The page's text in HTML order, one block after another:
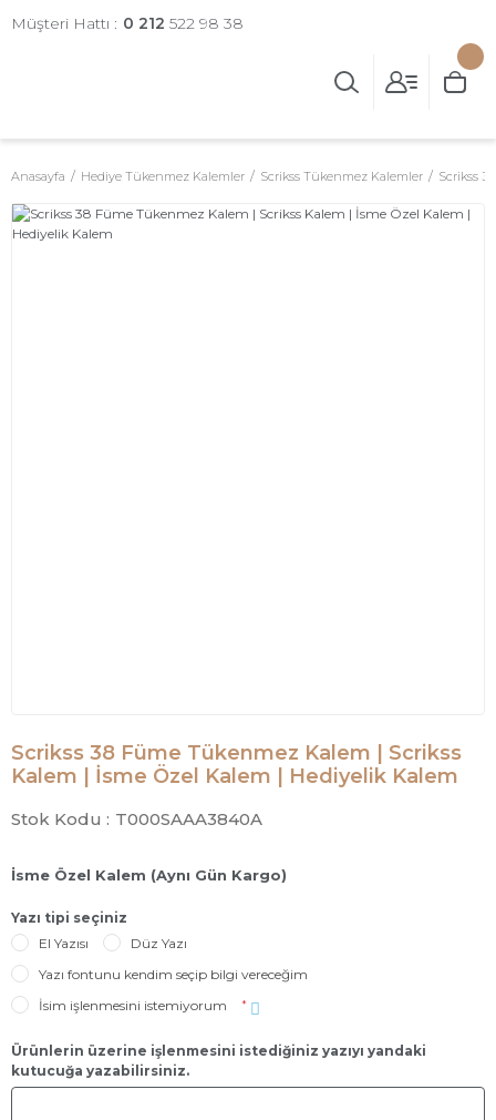
Müşteri Hattı : 0 212 522 98 38
Anasayfa Hediye Tükenmez Kalemler Scrikss Tükenmez Kalemler Scrikss
Scrikss 38 Füme Tükenmez Kalem | Scrikss
Kalem | İsme Özel Kalem | Hediyelik Kalem
Stok Kodu : T000SAAA3840A
İsme Özel Kalem (Aynı Gün Kargo)
Yazı tipi seçiniz
El Yazısı
Düz Yazı
Yazı fontunu kendim seçip bilgi vereceğim
İsim işlenmesini istemiyorum
*
Ürünlerin üzerine işlenmesini istediğiniz yazıyı yandaki
kutucuğa yazabilirsiniz.